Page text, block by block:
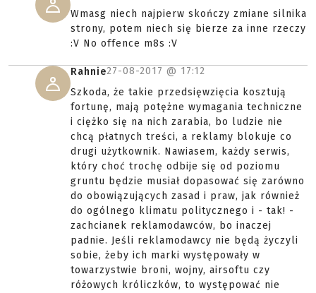
Wmasg niech najpierw skończy zmiane silnika
strony, potem niech się bierze za inne rzeczy
:V No offence m8s :V
Rahnie27-08-2017 @ 17:12
Szkoda, że takie przedsięwzięcia kosztują
fortunę, mają potężne wymagania techniczne
i ciężko się na nich zarabia, bo ludzie nie
chcą płatnych treści, a reklamy blokuje co
drugi użytkownik. Nawiasem, każdy serwis,
który choć trochę odbije się od poziomu
gruntu będzie musiał dopasować się zarówno
do obowiązujących zasad i praw, jak również
do ogólnego klimatu politycznego i - tak! -
zachcianek reklamodawców, bo inaczej
padnie. Jeśli reklamodawcy nie będą życzyli
sobie, żeby ich marki występowały w
towarzystwie broni, wojny, airsoftu czy
różowych króliczków, to występować nie